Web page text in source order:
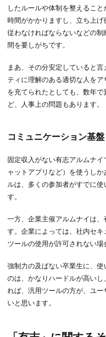
したルールや体制を整えるこ
時間がかかりますし、立ち上
従わなければならないなどの
間を要しがちです。
まあ、その分安定していると
ティに理解のある適切な人を
を充てられたとしても、数年
ど、人事上の問題もあります。
コミュニケーション基
固定収入がない有志アルムナ
ャットアプリなど）を使うし
ルは、多くの参加者がすでに
す。
一方、企業主催アルムナイは
す。企業によっては、社内セ
ツールの使用が許可されない場
強制力の及ばない卒業生に、
のは、かなりハードルが高い
れば、汎用ツールの方が、ユ
いと思います。